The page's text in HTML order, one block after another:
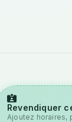
Revendiquer
Ajoutez horaires,